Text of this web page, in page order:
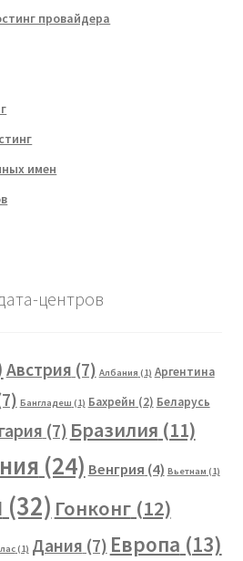
провайдера
имен
центров
Австрия (7) Албания (1) Аргентина
Бангладеш (1) Бахрейн (2) Беларусь
(7) Бразилия (11)
(24) Венгрия (4) Вьетнам (1)
(32) Гонконг(12)
(1) Дания (7) Европа (13)